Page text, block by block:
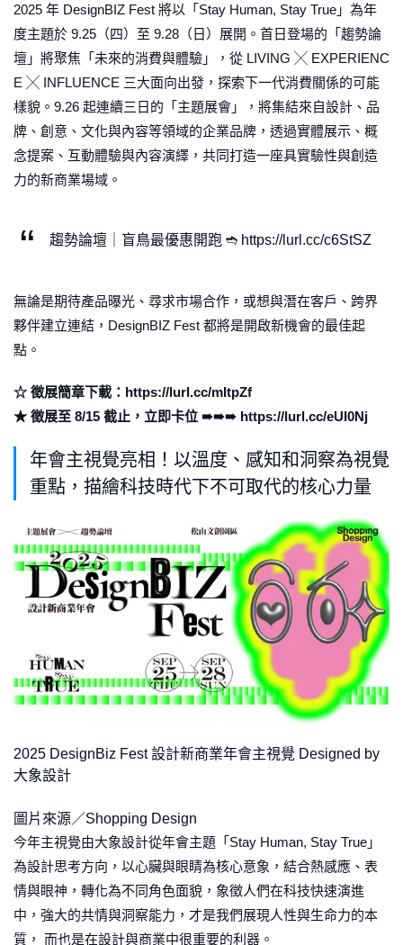
2025 年 DesignBIZ Fest 將以「Stay Human, Stay True」為年
度主題於 9.25（四）至 9.28（日）展開。首日登場的「趨勢論
壇」將聚焦「未來的消費與體驗」，從 LIVING ╳ EXPERIENC
E ╳ INFLUENCE 三大面向出發，探索下一代消費關係的可能
樣貌。9.26 起連續三日的「主題展會」，將集結來自設計、品
牌、創意、文化與內容等領域的企業品牌，透過實體展示、概
念提案、互動體驗與內容演繹，共同打造一座具實驗性與創造
力的新商業場域。
趨勢論壇｜盲鳥最優惠開跑 ➬ https://lurl.cc/c6StSZ
無論是期待產品曝光、尋求市場合作，或想與潛在客戶、跨界
夥伴建立連結，DesignBIZ Fest 都將是開啟新機會的最佳起
點。
☆ 徵展簡章下載：https://lurl.cc/mItpZf
★ 徵展至 8/15 截止，立即卡位 ➠➠➠ https://lurl.cc/eUI0Nj
年會主視覺亮相！以溫度、感知和洞察為視覺
重點，描繪科技時代下不可取代的核心力量
2025 DesignBiz Fest 設計新商業年會主視覺 Designed by
大象設計
圖片來源／Shopping Design
今年主視覺由大象設計從年會主題「Stay Human, Stay True」
為設計思考方向，以心臟與眼睛為核心意象，結合熱感應、表
情與眼神，轉化為不同角色面貌，象徵人們在科技快速演進
中，強大的共情與洞察能力，才是我們展現人性與生命力的本
質， 而也是在設計與商業中很重要的利器。